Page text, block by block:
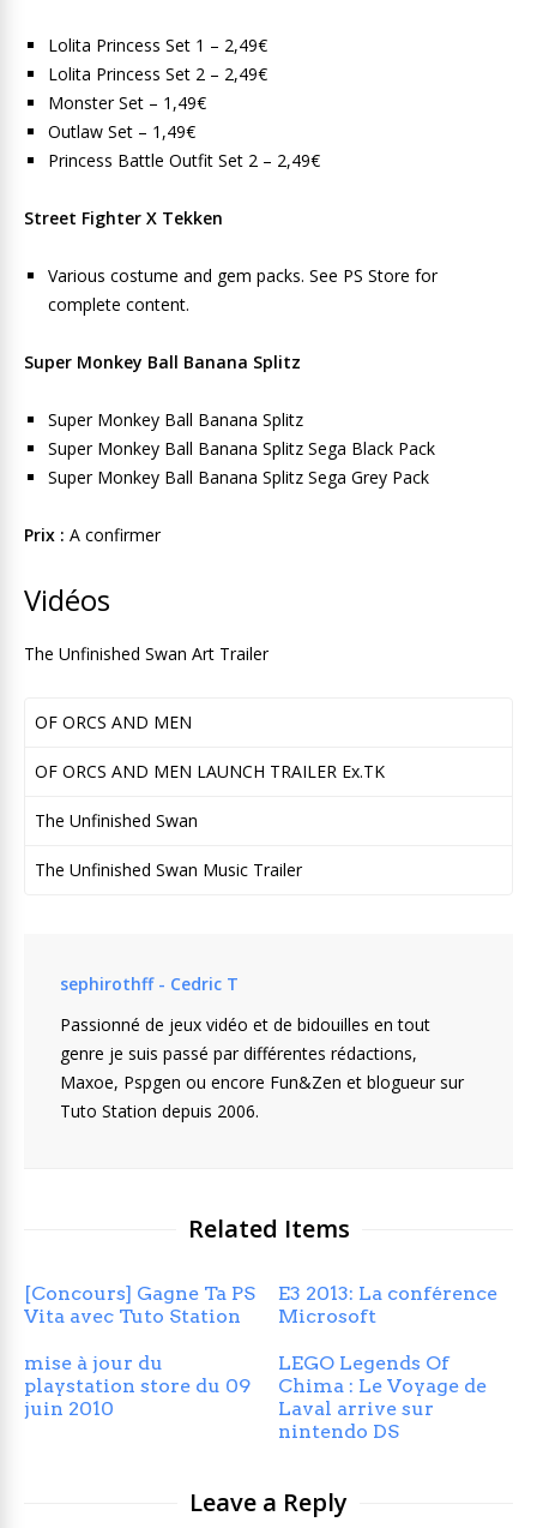
Lolita Princess Set 1 – 2,49€
Lolita Princess Set 2 – 2,49€
Monster Set – 1,49€
Outlaw Set – 1,49€
Princess Battle Outfit Set 2 – 2,49€
Street Fighter X Tekken
Various costume and gem packs. See PS Store for
complete content.
Super Monkey Ball Banana Splitz
Super Monkey Ball Banana Splitz
Super Monkey Ball Banana Splitz Sega Black Pack
Super Monkey Ball Banana Splitz Sega Grey Pack
Prix : A confirmer
Vidéos
The Unfinished Swan Art Trailer
OF ORCS AND MEN
OF ORCS AND MEN LAUNCH TRAILER Ex.TK
The Unfinished Swan
The Unfinished Swan Music Trailer
sephirothff - Cedric T
Passionné de jeux vidéo et de bidouilles en tout
genre je suis passé par différentes rédactions,
Maxoe, Pspgen ou encore Fun&Zen et blogueur sur
Tuto Station depuis 2006.
Related Items
[Concours] Gagne Ta PS
Vita avec Tuto Station
E3 2013: La conférence
Microsoft
mise à jour du
playstation store du 09
juin 2010
LEGO Legends Of
Chima : Le Voyage de
Laval arrive sur
nintendo DS
Leave a Reply